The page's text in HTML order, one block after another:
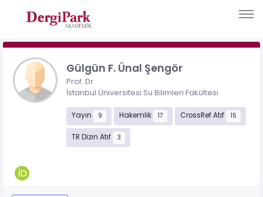
Gülgün F. Ünal Şengör
Prof. Dr.
İstanbul Üniversitesi Su Bilimleri Fakültesi
Yayın 9 Hakemlik 17 CrossRef Atıf 15
TR Dizin Atıf 3